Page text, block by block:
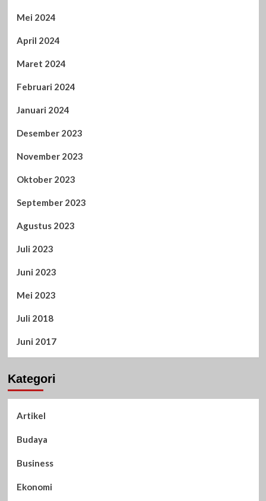
Mei 2024
April 2024
Maret 2024
Februari 2024
Januari 2024
Desember 2023
November 2023
Oktober 2023
September 2023
Agustus 2023
Juli 2023
Juni 2023
Mei 2023
Juli 2018
Juni 2017
Kategori
Artikel
Budaya
Business
Ekonomi